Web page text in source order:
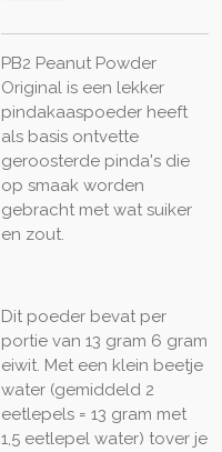
PB2 Peanut Powder
Original is een lekker
pindakaaspoeder heeft
als basis ontvette
geroosterde pinda's die
op smaak worden
gebracht met wat suiker
en zout.
Dit poeder bevat per
portie van 13 gram 6 gram
eiwit. Met een klein beetje
water (gemiddeld 2
eetlepels = 13 gram met
1,5 eetlepel water) tover je